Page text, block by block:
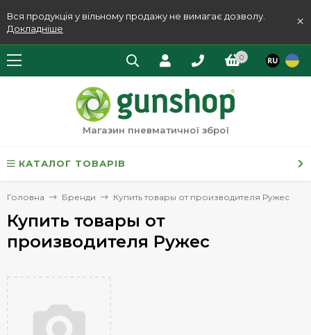
Вся продукція у вільному продажу не вимагає дозволу.
Докладніше
×
0
Магазин пневматичної зброї
КАТАЛОГ ТОВАРІВ
Головна Бренди Купить товары от производителя Ружес
Купить товары от
производителя Ружес